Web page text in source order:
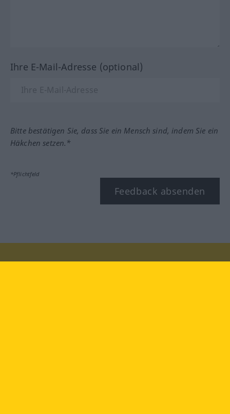
Ihre E-Mail-Adresse (optional)
Bitte bestätigen Sie, dass Sie ein Mensch sind, indem Sie ein
Häkchen setzen.*
*Pflichtfeld
Feedback absenden